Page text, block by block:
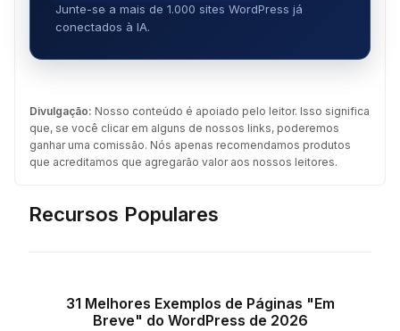
Junte-se a mais de 1.000 sites WordPress já
conectados à IA.
Divulgação: Nosso conteúdo é apoiado pelo leitor. Isso significa
que, se você clicar em alguns de nossos links, poderemos
ganhar uma comissão. Nós apenas recomendamos produtos
que acreditamos que agregarão valor aos nossos leitores.
Recursos Populares
31 Melhores Exemplos de Páginas "Em
Breve" do WordPress de 2026